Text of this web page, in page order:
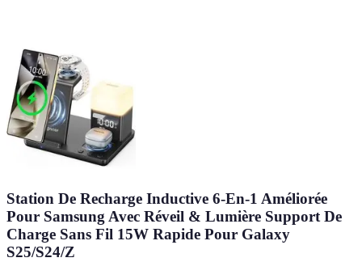
Station De Recharge Inductive 6-En-1 Améliorée
Pour Samsung Avec Réveil & Lumière Support De
Charge Sans Fil 15W Rapide Pour Galaxy
S25/S24/Z